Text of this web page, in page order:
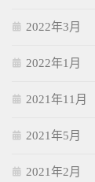
2022年3月
2022年1月
2021年11月
2021年5月
2021年2月